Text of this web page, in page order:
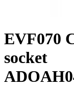
EVF070
socket